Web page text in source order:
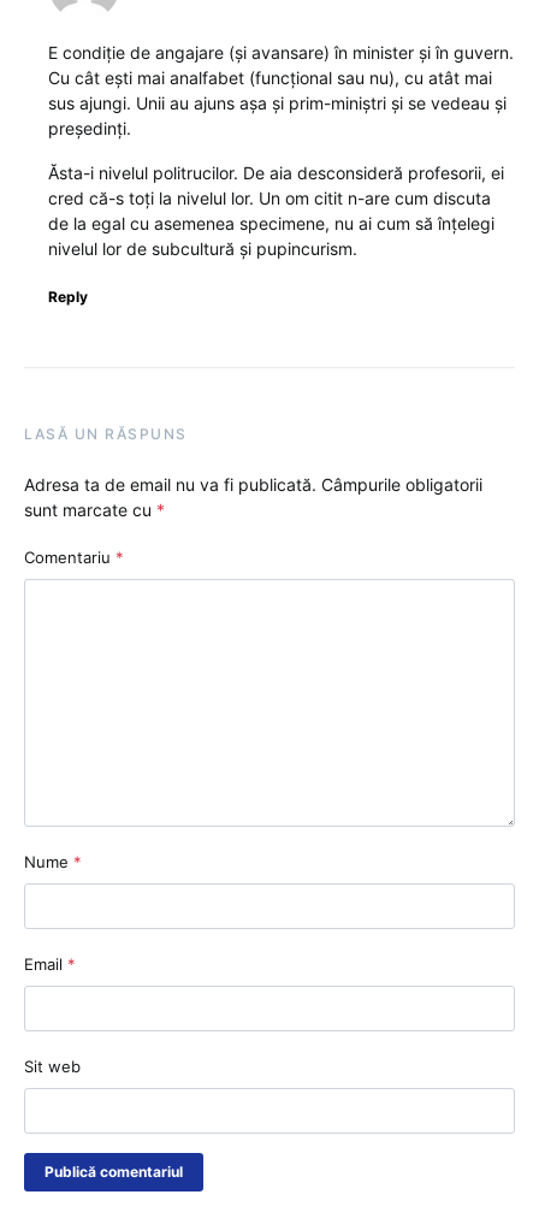
E condiție de angajare (și avansare) în minister și în guvern.
Cu cât ești mai analfabet (funcțional sau nu), cu atât mai
sus ajungi. Unii au ajuns așa și prim-miniștri și se vedeau și
președinți.
Ăsta-i nivelul politrucilor. De aia desconsideră profesorii, ei
cred că-s toți la nivelul lor. Un om citit n-are cum discuta
de la egal cu asemenea specimene, nu ai cum să înțelegi
nivelul lor de subcultură și pupincurism.
Reply
LASĂ UN RĂSPUNS
Adresa ta de email nu va fi publicată. Câmpurile obligatorii
sunt marcate cu *
Comentariu *
Nume *
Email *
Sit web